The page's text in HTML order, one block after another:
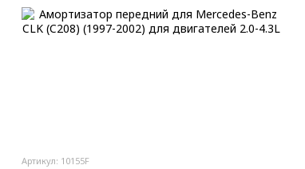
Артикул: 10155F